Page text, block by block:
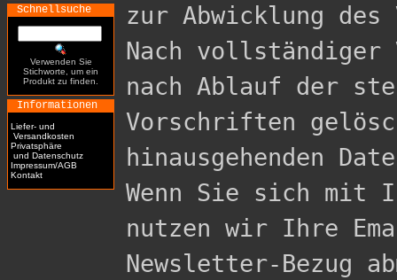
Schnellsuche
Verwenden Sie
Stichworte, um ein
Produkt zu finden.
Informationen
Liefer- und
Versandkosten
Privatsphäre
und Datenschutz
Impressum/AGB
Kontakt
zur Abwicklung
Nach vollständiger
nach Ablauf der
Vorschriften
hinausgehenden
Wenn Sie sich mit
nutzen wir Ihre
Newsletter-Bezug